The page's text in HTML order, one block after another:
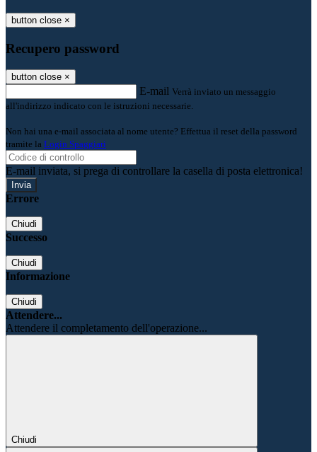
button close ×
Recupero password
button close ×
E-mail Verrà inviato un messaggio
all'indirizzo indicato con le istruzioni necessarie.
Non hai una e-mail associata al nome utente? Effettua il reset della password
tramite la Login Spaggiari
E-mail inviata, si prega di controllare la casella di posta elettronica!
Errore
Chiudi
Successo
Chiudi
Informazione
Chiudi
Attendere...
Attendere il completamento dell'operazione...
Chiudi